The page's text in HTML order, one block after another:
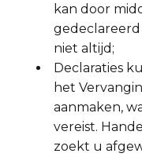
kan door
niet altijd;
Declaraties
het
aanmaken,
vereist.
zoekt u